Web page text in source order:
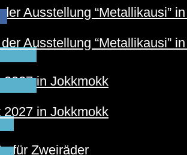
Ausstellung “Metallikausi”
in Jokkmokk
für Zweiräder
Ausstellung “Metallikausi”
in Jokkmokk